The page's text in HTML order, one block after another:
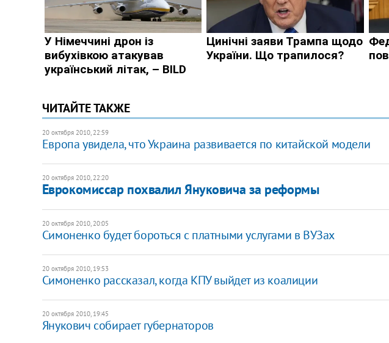
ЧИТАЙТЕ ТАКЖЕ
20 октября 2010, 22:59
Европа увидела, что Украина развивается по китайской модели
20 октября 2010, 22:20
Еврокомиссар похвалил Януковича за реформы
20 октября 2010, 20:05
Симоненко будет бороться с платными услугами в ВУЗах
20 октября 2010, 19:53
Симоненко рассказал, когда КПУ выйдет из коалиции
20 октября 2010, 19:45
Янукович собирает губернаторов